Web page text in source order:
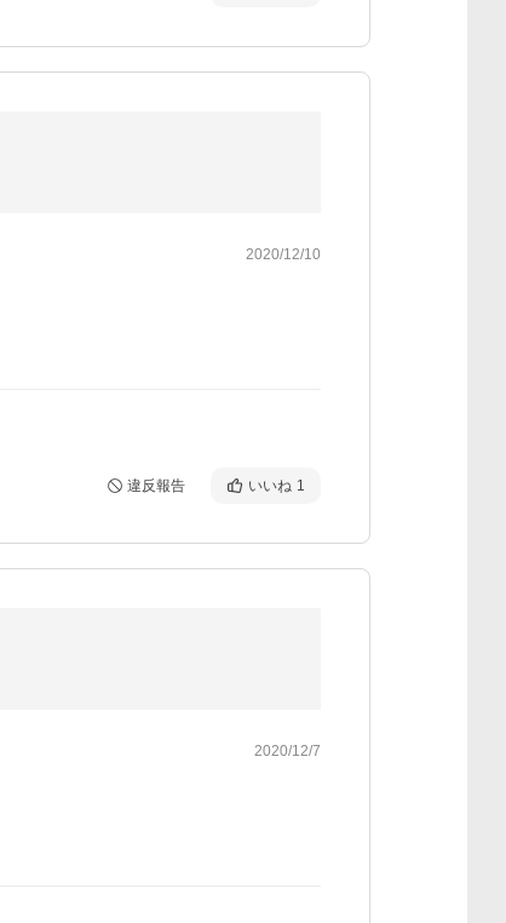
2020/12/10
違反報告 いいね 1
2020/12/7